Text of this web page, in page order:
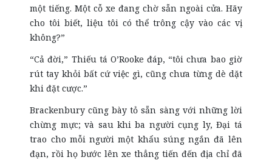
một tiếng. Một cỗ xe đang chờ sẵn ngoài cửa. Hãy
cho tôi biết, liệu tôi có thể trông cậy vào các vị
không?”
“Cả đời,” Thiếu tá O’Rooke đáp, “tôi chưa bao giờ
rút tay khỏi bất cứ việc gì, cũng chưa từng dè dặt
khi đặt cược.”
Brackenbury cũng bày tỏ sẵn sàng với những lời
chừng mực; và sau khi ba người cụng ly, Đại tá
trao cho mỗi người một khẩu súng ngắn đã lên
đạn, rồi họ bước lên xe thẳng tiến đến địa chỉ đã